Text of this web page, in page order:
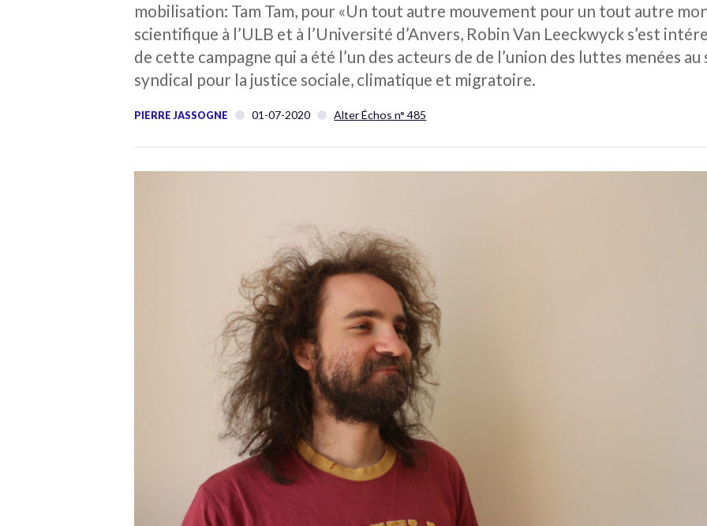
mobilisation: Tam Tam, pour «Un tout autre mouvement pour un tout autre
scientifique à l’ULB et à l’Université d’Anvers, Robin Van Leeckwyck s’est
de cette campagne qui a été l’un des acteurs de de l’union des luttes menées
syndical pour la justice sociale, climatique et migratoire.
PIERRE JASSOGNE 01-07-2020 Alter Échos n° 485